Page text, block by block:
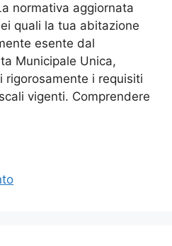
normativa aggiornata
quali la tua abitazione
esente dal
Municipale Unica,
rigorosamente i requisiti
vigenti. Comprendere